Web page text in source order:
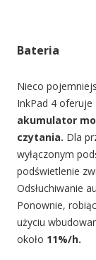
Bateria
Nieco
InkPad 4 oferuje
akumulator
czytania. Dla
wyłączonym
podświetlenie
Odsłuchiwanie
Ponownie,
użyciu
około 11%/h.